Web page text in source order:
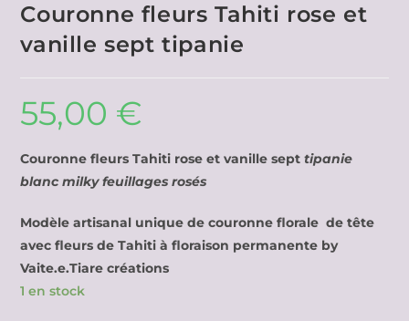
Couronne fleurs Tahiti rose et
vanille sept tipanie
55,00 €
Couronne fleurs Tahiti rose et vanille sept tipanie
blanc milky feuillages rosés
Modèle artisanal unique de couronne florale de tête
avec fleurs de Tahiti à floraison permanente by
Vaite.e.Tiare créations
1 en stock